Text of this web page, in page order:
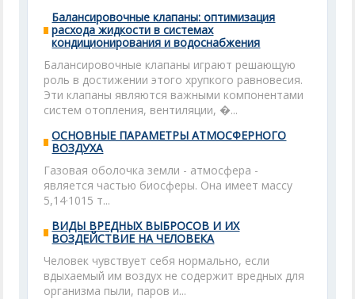
Балансировочные клапаны: оптимизация
расхода жидкости в системах
кондиционирования и водоснабжения
Балансировочные клапаны играют решающую
роль в достижении этого хрупкого равновесия.
Эти клапаны являются важными компонентами
систем отопления, вентиляции, �...
ОСНОВНЫЕ ПАРАМЕТРЫ АТМОСФЕРНОГО
ВОЗДУХА
Газовая оболочка земли - атмосфера -
является частью биосферы. Она имеет массу
5,14·1015 т...
ВИДЫ ВРЕДНЫХ ВЫБРОСОВ И ИХ
ВОЗДЕЙСТВИЕ НА ЧЕЛОВЕКА
Человек чувствует себя нормально, если
вдыхаемый им воздух не содержит вредных для
организма пыли, паров и...